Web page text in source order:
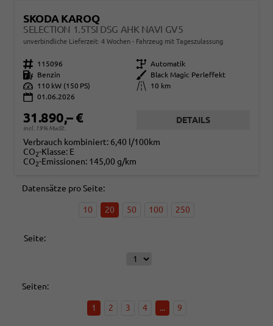
SKODA KAROQ
SELECTION 1.5TSI DSG AHK NAVI GV5
unverbindliche Lieferzeit: 4 Wochen Fahrzeug mit Tageszulassung
Fahrzeugnr. 115096 Getriebe Automatik
Kraftstoff
Benzin Außenfarbe
Black Magic Perleffekt
Leistung
110 kW (150 PS) Kilometerstand
10 km
01.06.2026
31.890,– €
incl. 19% MwSt.
DETAILS
Verbrauch kombiniert: 6,40 l/100km
CO2-Klasse: E
CO2-Emissionen: 145,00 g/km
Datensätze pro Seite:
10 20 50 100 250
Seite:
Seiten:
1 2 3 4 ... 9